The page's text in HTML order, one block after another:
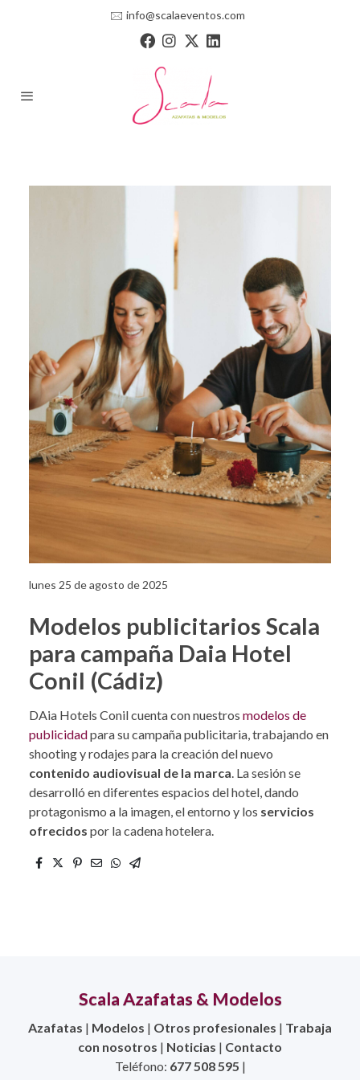
🖂 info@scalaeventos.com
lunes 25 de agosto de 2025
Modelos publicitarios Scala
para campaña Daia Hotel
Conil (Cádiz)
DAia Hotels Conil cuenta con nuestros modelos de
publicidadpara su campaña publicitaria, trabajando en
shooting y rodajes para la creación del nuevo
contenido audiovisual de la marca. La sesión se
desarrolló en diferentes espacios del hotel, dando
protagonismo a la imagen, el entorno y los servicios
ofrecidos por la cadena hotelera.
Scala Azafatas & Modelos
Azafatas | Modelos | Otros profesionales | Trabaja
con nosotros | Noticias | Contacto
Teléfono: 677 508 595 |